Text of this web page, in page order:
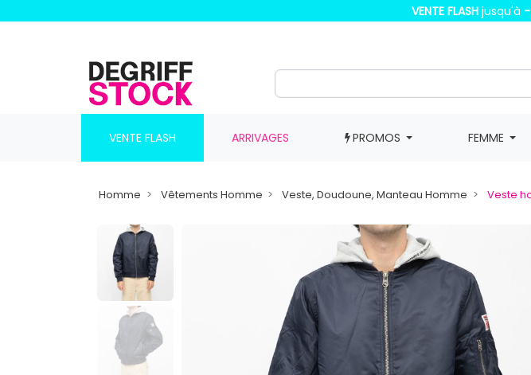
VENTE FLASH jusqu'à
VENTE FLASH ARRIVAGES PROMOS FEMME
Homme Vêtements Homme Veste, Doudoune, Manteau Homme Veste